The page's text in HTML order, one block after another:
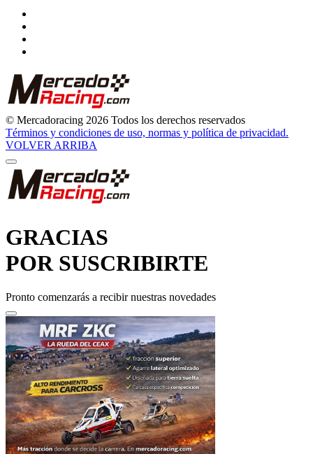
© Mercadoracing 2026 Todos los derechos reservados
Términos y condiciones de uso, normas y política de privacidad.
VOLVER ARRIBA
GRACIAS
POR SUSCRIBIRTE
Pronto comenzarás a recibir nuestras novedades